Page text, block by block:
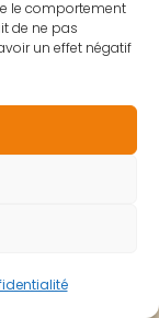
le comportement
de ne pas
un effet négatif